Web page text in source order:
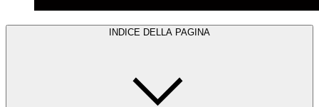
INDICE DELLA PAGINA